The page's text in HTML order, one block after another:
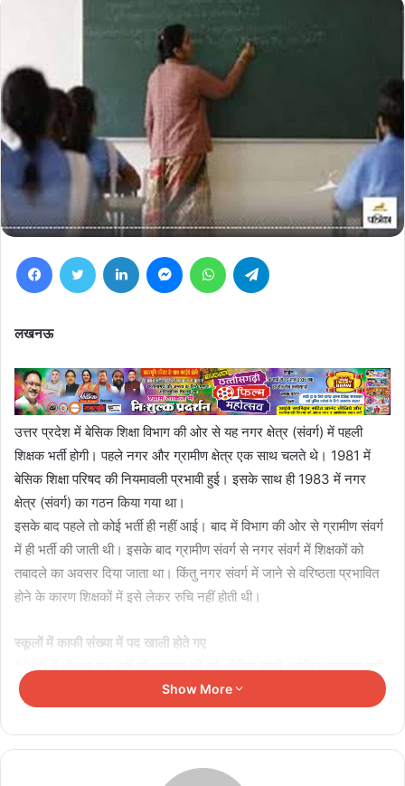
FacebookTwitter LinkedIn MessengerWhatsApp
लखनऊ
उत्तर प्रदेश में बेसिक शिक्षा विभाग की ओर से यह नगर क्षेत्र (संवर्ग) में पहली
शिक्षक भर्ती होगी। पहले नगर और ग्रामीण क्षेत्र एक साथ चलते थे। 1981 में
बेसिक शिक्षा परिषद की नियमावली प्रभावी हुई। इसके साथ ही 1983 में नगर
क्षेत्र (संवर्ग) का गठन किया गया था।
इसके बाद पहले तो कोई भर्ती ही नहीं आई। बाद में विभाग की ओर से ग्रामीण संवर्ग
में ही भर्ती की जाती थी। इसके बाद ग्रामीण संवर्ग से नगर संवर्ग में शिक्षकों को
तबादले का अवसर दिया जाता था। किंतु नगर संवर्ग में जाने से वरिष्ठता प्रभावित
होने के कारण शिक्षकों में इसे लेकर रुचि नहीं होती थी।
स्कूलों में काफी संख्या में पद खाली होते गए
2009 में भी एक बार भर्ती की कवायद की गई, लेकिन इसमें अपेक्षित सफलता नहीं
मिली। यही वजह रही है कि नगर संवर्ग के स्कूलों में काफी संख्या में पद खाली होते
में शिक्षकों के खाली पदों का और इसकी वजह से पड़ने वाले असर पर खबरें
Show More